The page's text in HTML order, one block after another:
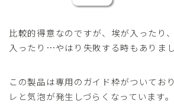
比較的得意なのですが、埃が入ったり
入ったり…やはり失敗する時もありまし
この製品は専用のガイド枠がついてお
レと気泡が発生しづらくなっています。